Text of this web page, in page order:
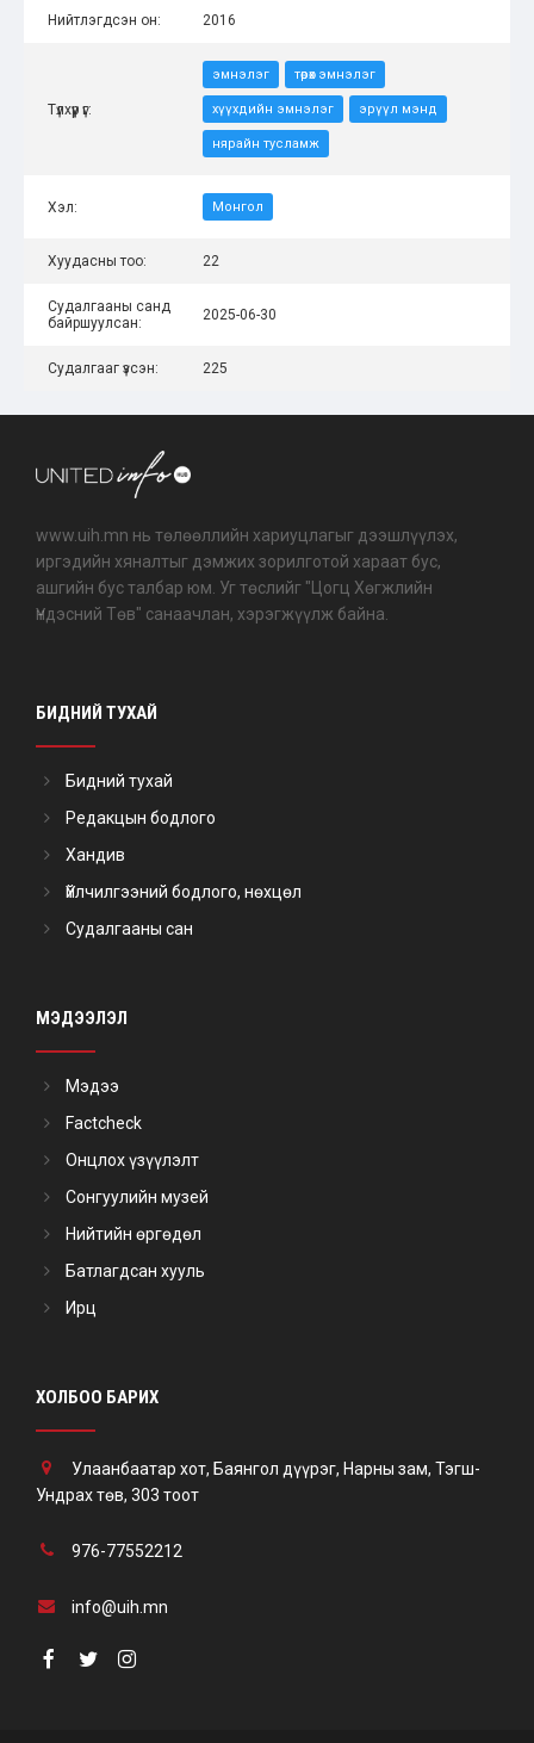
Нийтлэгдсэн он: 2016
Түлхүүр үг:
эмнэлэг төрөх эмнэлэг
хүүхдийн эмнэлэг эрүүл мэнд
нярайн тусламж
Хэл: Монгол
Хуудасны тоо: 22
Судалгааны санд
байршуулсан:
2025-06-30
Судалгааг үзсэн: 225
www.uih.mn нь төлөөллийн хариуцлагыг дээшлүүлэх,
иргэдийн хяналтыг дэмжих зорилготой хараат бус,
ашгийн бус талбар юм. Уг төслийг "Цогц Хөгжлийн
Үндэсний Төв" санаачлан, хэрэгжүүлж байна.
БИДНИЙ ТУХАЙ
Бидний тухай
Редакцын бодлого
Хандив
Үйлчилгээний бодлого, нөхцөл
Судалгааны сан
МЭДЭЭЛЭЛ
Мэдээ
Factcheck
Онцлох үзүүлэлт
Сонгуулийн музей
Нийтийн өргөдөл
Батлагдсан хууль
Ирц
ХОЛБОО БАРИХ
Улаанбаатар хот, Баянгол дүүрэг, Нарны зам, Тэгш-
Ундрах төв, 303 тоот
976-77552212
info@uih.mn